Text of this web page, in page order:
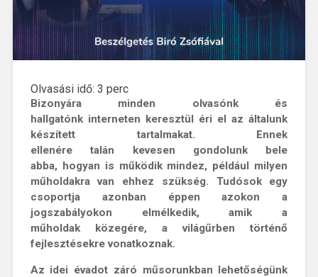
Olvasási idő: 3 perc
Bizonyára minden olvasónk és
hallgatónk interneten keresztül éri el az általunk
készített tartalmakat. Ennek
ellenére talán kevesen gondolunk bele
abba, hogyan is működik mindez, például milyen
műholdakra van ehhez szükség. Tudósok egy
csoportja azonban éppen azokon a
jogszabályokon elmélkedik, amik a
műholdak közegére, a világűrben történő
fejlesztésekre vonatkoznak.
Az idei évadot záró műsorunkban lehetőségünk